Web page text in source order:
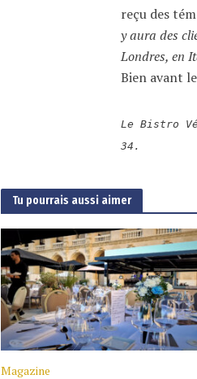
reçu des
y aura des
Londres, en
Bien avant
Le Bistro
34.
Tu pourrais aussi aimer
Magazine